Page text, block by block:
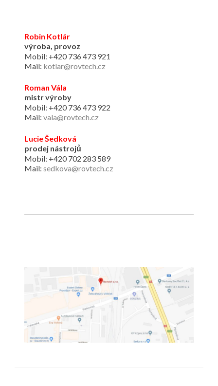
Robin Kotlár
výroba, provoz
Mobil: +420 736 473 921
Mail: kotlar@rovtech.cz
Roman Vála
mistr výroby
Mobil: +420 736 473 922
Mail: vala@rovtech.cz
Lucie Šedková
prodej nástrojů
Mobil: +420 702 283 589
Mail: sedkova@rovtech.cz